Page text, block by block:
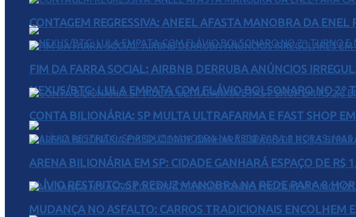
NEXUS/BTG: LULA EMPATA COM FLÁVIO BOLSONARO NO 2º
ALÍVIO RESTRITO: SP REDUZ MANOBRA NA REDE PARA 8
CONTAGEM REGRESSIVA: ANEEL AFASTA MANOBRA DA ENEL
FIM DA FARRA SOCIAL: AIRBNB DERRUBA ANÚNCIOS
CONTA BILIONÁRIA: SP MULTA ULTRAFARMA E FAST SHOP EM
ARENA BILIONÁRIA EM SP: CIDADE GANHARÁ ESPAÇO DE R$
MUDANÇA NO ASFALTO: CARROS TRADICIONAIS ENCOLHEM